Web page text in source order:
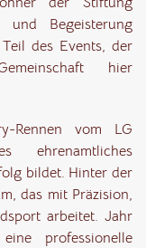
und Begeisterung
des Events, der
hier
Rennen vom LG
ehrenamtliches
bildet. Hinter der
das mit Präzision,
arbeitet. Jahr
professionelle